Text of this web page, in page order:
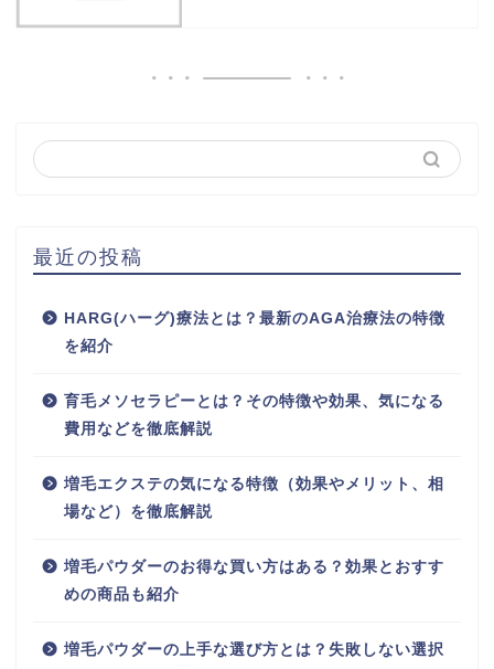
最近の投稿
HARG(ハーグ)療法とは？最新のAGA治療法の特徴
を紹介
育毛メソセラピーとは？その特徴や効果、気になる
費用などを徹底解説
増毛エクステの気になる特徴（効果やメリット、相
場など）を徹底解説
増毛パウダーのお得な買い方はある？効果とおすす
めの商品も紹介
増毛パウダーの上手な選び方とは？失敗しない選択